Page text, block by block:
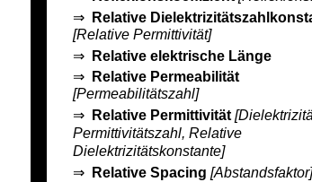
⇒
Relative
[Relative Permittivität]
⇒
Relative elektrische Länge
⇒
Relative Permeabilität
[Permeabilitätszahl]
⇒
Relative Permittivität
Permittivitätszahl, Relative
Dielektrizitätskonstante]
⇒
Relative Spacing